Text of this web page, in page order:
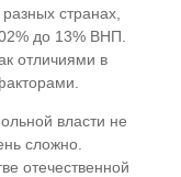
странах,
до 13% ВНП.
отличиями в
власти не
сложно.
отечественной